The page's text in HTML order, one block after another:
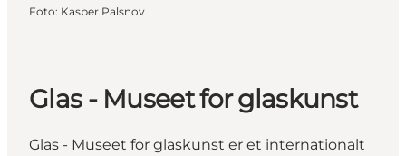
Foto: Kasper Palsnov
Glas - Museet for glaskunst
Glas - Museet for glaskunst er et internationalt